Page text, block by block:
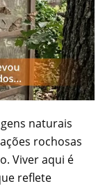
naturais
rochosas
Viver aqui é
reflete